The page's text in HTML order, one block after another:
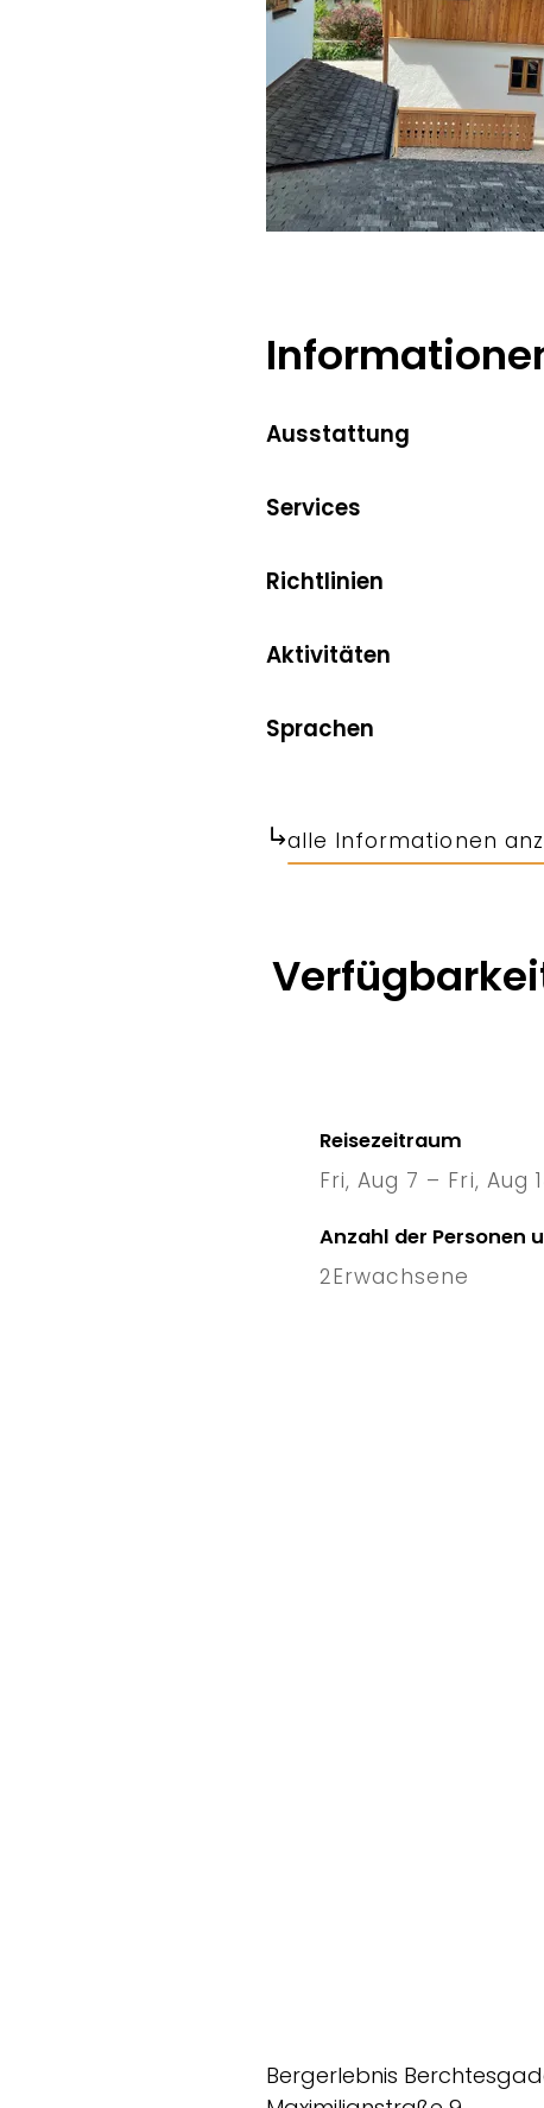
Ausstattung
Services
Richtlinien
Aktivitäten
Sprachen
alle Informationen
Reisezeitraum
Fri, Aug 7 – Fri, Aug
Anzahl der Personen
2Erwachsene
Bergerlebnis